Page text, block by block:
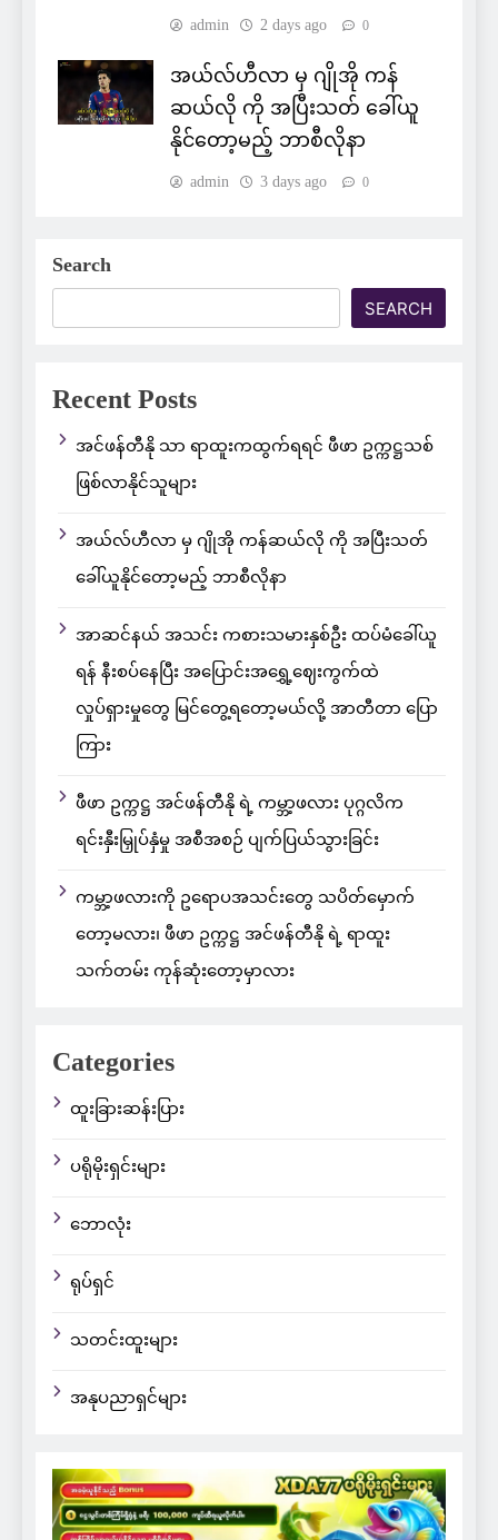
admin 2 days ago 0
အယ်လ်ဟီလာ မှ ဂျိုအို ကန်
ဆယ်လို ကို အပြီးသတ် ခေါ်ယူ
နိုင်တော့မည့် ဘာစီလိုနာ
admin 3 days ago 0
Search
SEARCH
Recent Posts
အင်ဖန်တီနို သာ ရာထူးကထွက်ရရင် ဖီဖာ ဥက္ကဋ္ဌသစ်
ဖြစ်လာနိုင်သူများ
အယ်လ်ဟီလာ မှ ဂျိုအို ကန်ဆယ်လို ကို အပြီးသတ်
ခေါ်ယူနိုင်တော့မည့် ဘာစီလိုနာ
အာဆင်နယ် အသင်း ကစားသမားနှစ်ဦး ထပ်မံခေါ်ယူ
ရန် နီးစပ်နေပြီး အပြောင်းအရွှေ့ဈေးကွက်ထဲ
လှုပ်ရှားမှုတွေ မြင်တွေ့ရတော့မယ်လို့ အာတီတာ ပြော
ကြား
ဖီဖာ ဥက္ကဋ္ဌ အင်ဖန်တီနို ရဲ့ ကမ္ဘာ့ဖလား ပုဂ္ဂလိက
ရင်းနှီးမြှုပ်နှံမှု အစီအစဉ် ပျက်ပြယ်သွားခြင်း
ကမ္ဘာ့ဖလားကို ဥရောပအသင်းတွေ သပိတ်မှောက်
တော့မလား၊ ဖီဖာ ဥက္ကဋ္ဌ အင်ဖန်တီနို ရဲ့ ရာထူး
သက်တမ်း ကုန်ဆုံးတော့မှာလား
Categories
ထူးခြားဆန်းပြား
ပရိုမိုးရှင်းများ
ဘောလုံး
ရုပ်ရှင်
သတင်းထူးများ
အနုပညာရှင်များ